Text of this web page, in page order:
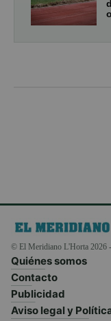
© El Meridiano L'Horta 2026
Quiénes somos
Contacto
Publicidad
Aviso legal y